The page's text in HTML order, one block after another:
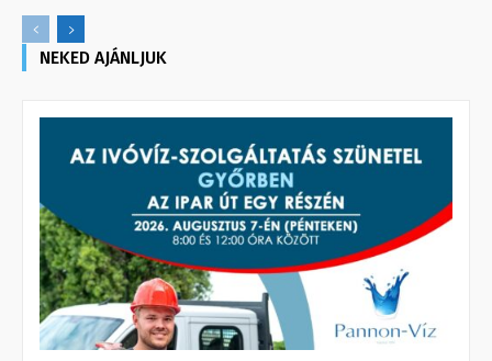
NEKED AJÁNLJUK